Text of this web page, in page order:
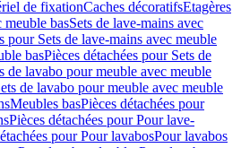
de fixationCaches décoratifsEtagères
meuble basSets de lave-mains avec
pour Sets de lave-mains avec meuble
basPièces détachées pour Sets de
de lavabo pour meuble avec meuble
de lavabo pour meuble avec meuble
Meubles basPièces détachées pour
Pièces détachées pour Pour lave-
pour Pour lavabosPour lavabos